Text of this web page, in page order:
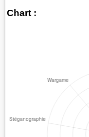
Chart :